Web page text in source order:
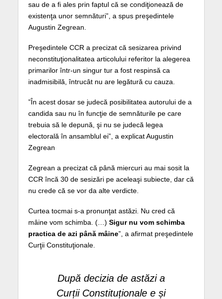
sau de a fi ales prin faptul că se condiţionează de
existenţa unor semnături”, a spus preşedintele
Augustin Zegrean.
Preşedintele CCR a precizat că sesizarea privind
neconstituţionalitatea articolului referitor la alegerea
primarilor într-un singur tur a fost respinsă ca
inadmisibilă, întrucât nu are legătură cu cauza.
”În acest dosar se judecă posibilitatea autorului de a
candida sau nu în funcţie de semnăturile pe care
trebuia să le depună, şi nu se judecă legea
electorală în ansamblul ei”, a explicat Augustin
Zegrean
Zegrean a precizat că până miercuri au mai sosit la
CCR încă 30 de sesizări pe aceleaşi subiecte, dar că
nu crede că se vor da alte verdicte.
Curtea tocmai s-a pronunţat astăzi. Nu cred că
mâine vom schimba. (…) Sigur nu vom schimba
practica de azi până mâine”, a afirmat preşedintele
Curţii Constituţionale.
După decizia de astăzi a
Curții Constituționale e și